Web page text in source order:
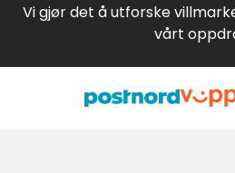
Vi gjør det å utforske
vårt